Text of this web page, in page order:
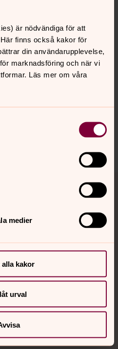
är nödvändiga för att
finns också kakor för
din användarupplevelse,
marknadsföring och när vi
Läs mer om våra
medier
alla kakor
urval
på sidans